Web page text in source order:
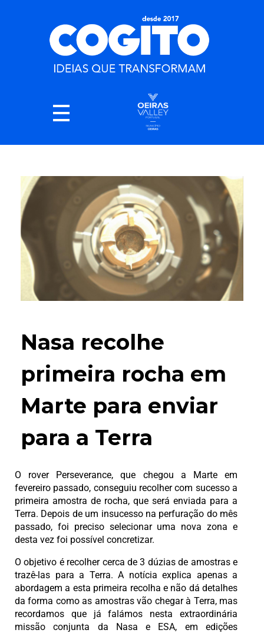
Nasa recolhe
primeira rocha em
Marte para enviar
para a Terra
O rover Perseverance, que chegou a Marte em
fevereiro passado, conseguiu recolher com sucesso a
primeira amostra de rocha, que será enviada para a
Terra. Depois de um insucesso na perfuração do mês
passado, foi preciso selecionar uma nova zona e
desta vez foi possível concretizar.
O objetivo é recolher cerca de 3 dúzias de amostras e
trazê-las para a Terra. A notícia explica apenas a
abordagem a esta primeira recolha e não dá detalhes
da forma como as amostras vão chegar à Terra, mas
recordamos que já falámos nesta extraordinária
missão conjunta da Nasa e ESA, em edições